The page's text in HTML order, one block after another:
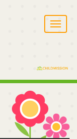
T
o
n
i
g
a